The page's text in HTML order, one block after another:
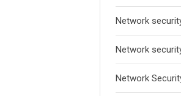
Network
Network
Network